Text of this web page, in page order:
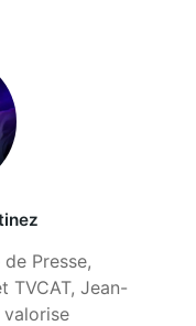
Presse,
TVCAT, Jean-